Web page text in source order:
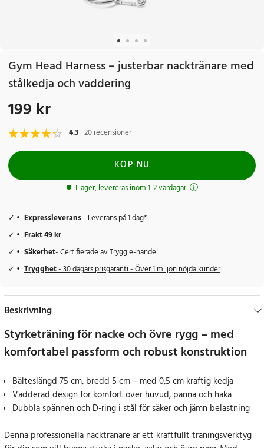
Gym Head Harness – justerbar nacktränare med
stålkedja och vaddering
Pris:199 kr
199 kr
4.3 20 recensioner
KÖP NU
I lager, levereras inom 1-2 vardagar
Expressleverans- Leverans på 1 dag*
Frakt 49 kr
Säkerhet- Certifierade av Trygg e-handel
Trygghet- 30 dagars prisgaranti - Över 1 miljon nöjda kunder
Beskrivning
Styrketräning för nacke och övre rygg – med
komfortabel passform och robust konstruktion
Bälteslängd 75 cm, bredd 5 cm – med 0,5 cm kraftig kedja
Vadderad design för komfort över huvud, panna och haka
Dubbla spännen och D-ring i stål för säker och jämn belastning
Denna professionella nacktränare är ett kraftfullt träningsverktyg